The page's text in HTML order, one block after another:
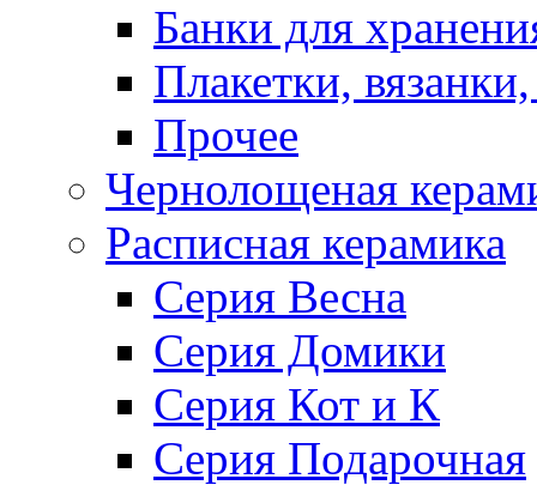
Банки для
Плакетки,
Прочее
Чернолощеная
Расписная керамика
Серия Весна
Серия Домики
Серия Кот и К
Серия Подарочная